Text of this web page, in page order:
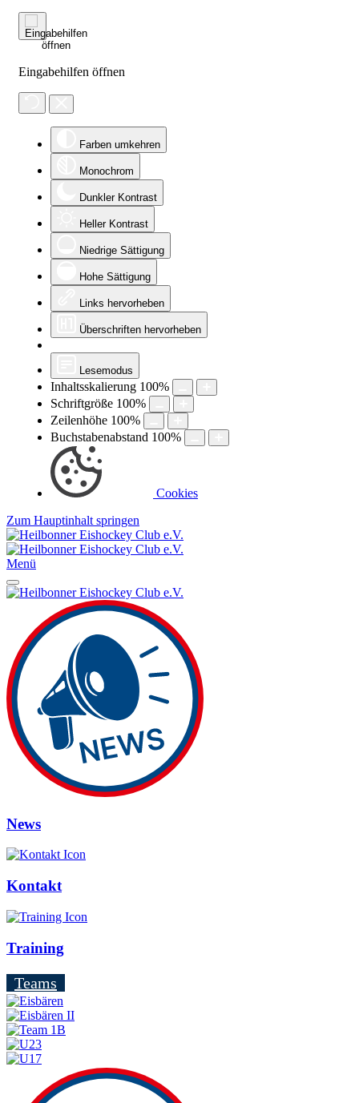
Eingabehilfen öffnen
Farben umkehren
Monochrom
Dunkler Kontrast
Heller Kontrast
Niedrige Sättigung
Hohe Sättigung
Links hervorheben
Überschriften hervorheben
Lesemodus
Inhaltsskalierung 100%
Schriftgröße 100%
Zeilenhöhe 100%
Buchstabenabstand 100%
Cookies
Zum Hauptinhalt springen
Menü
News
Kontakt
Training
Teams